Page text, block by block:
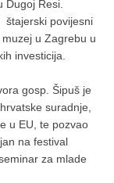
Dugoj Resi.
štajerski povijesni
u Zagrebu u
investicija.
gosp. Šipuš je
suradnje,
u EU, te pozvao
na festival
za mlade